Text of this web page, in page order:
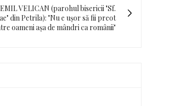
VELICAN (parohul bisericii "Sf.
din Petrila): "Nu e ușor să fii preot
oameni așa de mândri ca românii"